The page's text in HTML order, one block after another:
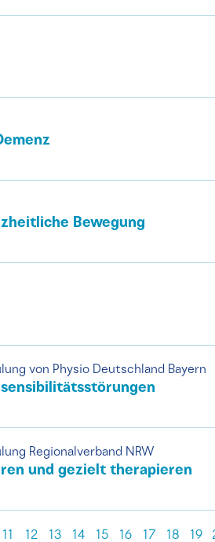
Bewegung
von Physio Deutschland Bayern
Regionalverband NRW
und gezielt therapieren
11 12 13 14 15 16 17 18 19